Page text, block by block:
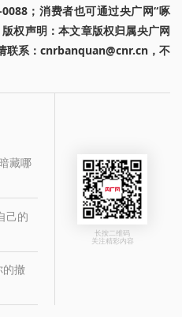
；消费者也可通过央广网“啄
权声明：本文章版权归属央广网
联系：cnrbanquan@cnr.cn，不
藏哪
己的
的撤
长按二维码
关注精彩内容